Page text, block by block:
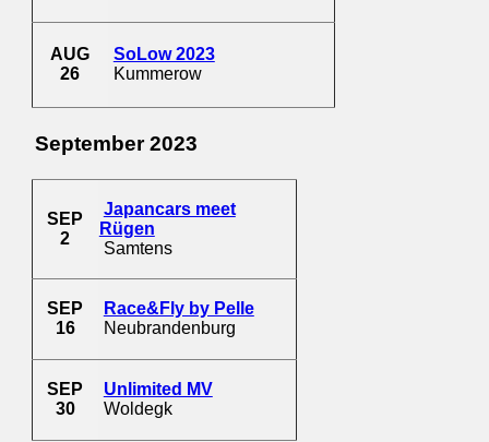
AUG
26
SoLow 2023
Kummerow
September 2023
SEP
2
Japancars meet
Rügen
Samtens
SEP
16
Race&Fly by Pelle
Neubrandenburg
SEP
30
Unlimited MV
Woldegk